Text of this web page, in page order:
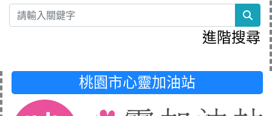
進階搜尋
桃園市心靈加油站